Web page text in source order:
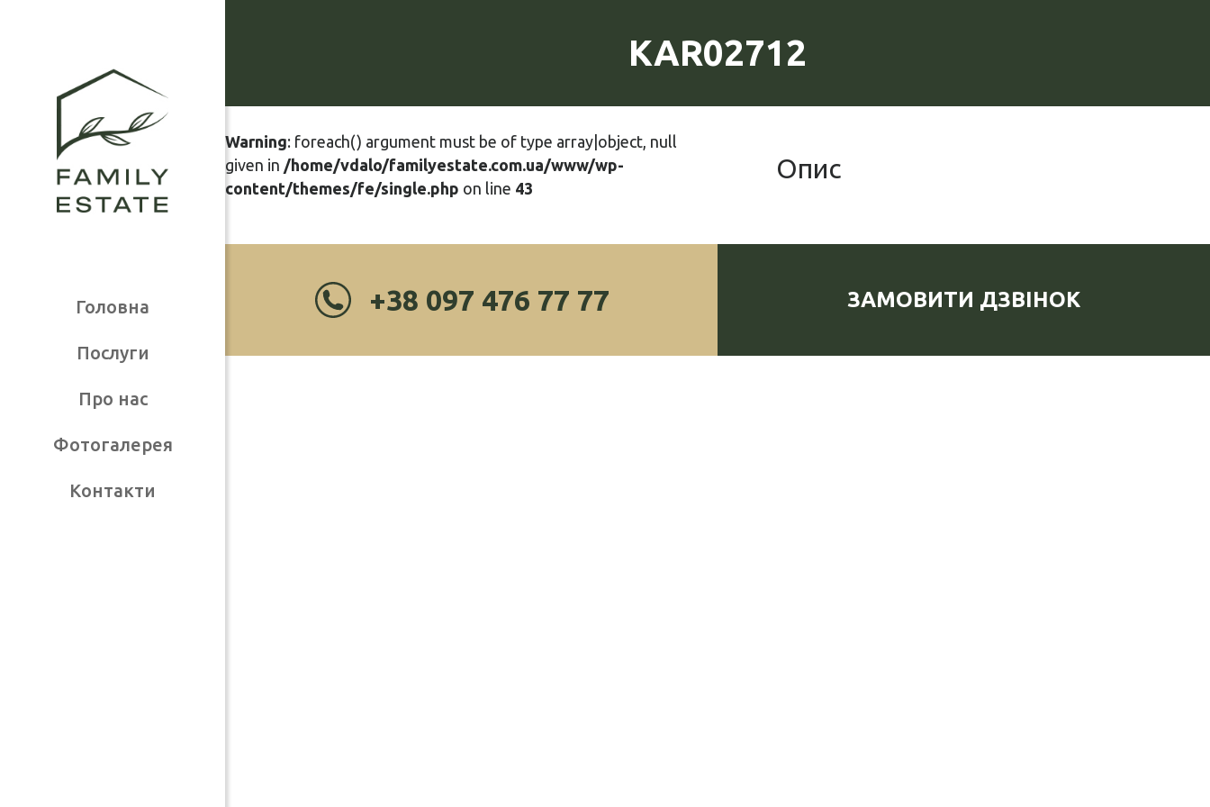
Головна
Послуги
Про нас
Фотогалерея
Контакти
KAR02712
Опис
Warning: foreach() argument must be of type array|object, null
given in /home/vdalo/familyestate.com.ua/www/wp-
content/themes/fe/single.php on line 43
+38 097 476 77 77 ЗАМОВИТИ ДЗВІНОК